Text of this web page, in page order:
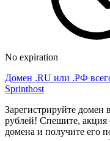
No expiration
Домен .RU или .РФ
Sprinthost
Зарегистрируйте домен
рублей! Спешите, акция
домена и получите его